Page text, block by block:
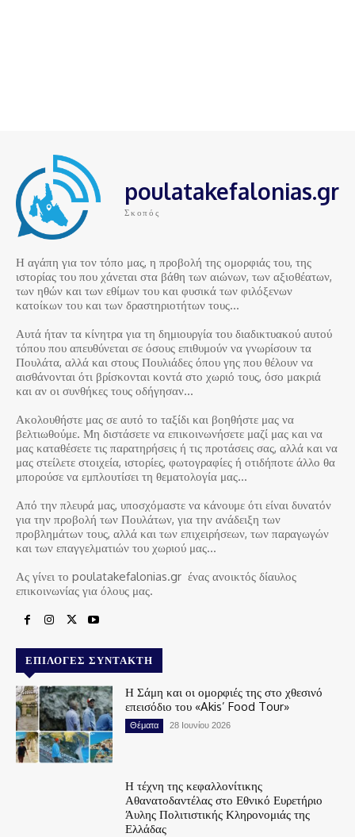
poulatakefalonias.gr
Σκοπός
Η αγάπη για τον τόπο μας, η προβολή της ομορφιάς του, της
ιστορίας του που χάνεται στα βάθη των αιώνων, των αξιοθέατων,
των ηθών και των εθίμων του και φυσικά των φιλόξενων
κατοίκων του και των δραστηριοτήτων τους…
Αυτά ήταν τα κίνητρα για τη δημιουργία του διαδικτυακού αυτού
τόπου που απευθύνεται σε όσους επιθυμούν να γνωρίσουν τα
Πουλάτα, αλλά και στους Πουλιάδες όπου γης που θέλουν να
αισθάνονται ότι βρίσκονται κοντά στο χωριό τους, όσο μακριά
και αν οι συνθήκες τους οδήγησαν…
Ακολουθήστε μας σε αυτό το ταξίδι και βοηθήστε μας να
βελτιωθούμε. Μη διστάσετε να επικοινωνήσετε μαζί μας και να
μας καταθέσετε τις παρατηρήσεις ή τις προτάσεις σας, αλλά και να
μας στείλετε στοιχεία, ιστορίες, φωτογραφίες ή οτιδήποτε άλλο θα
μπορούσε να εμπλουτίσει τη θεματολογία μας…
Από την πλευρά μας, υποσχόμαστε να κάνουμε ότι είναι δυνατόν
για την προβολή των Πουλάτων, για την ανάδειξη των
προβλημάτων τους, αλλά και των επιχειρήσεων, των παραγωγών
και των επαγγελματιών του χωριού μας…
Ας γίνει το poulatakefalonias.gr ένας ανοικτός δίαυλος
επικοινωνίας για όλους μας.
ΕΠΙΛΟΓΈΣ ΣΥΝΤΆΚΤΗ
Η Σάμη και οι ομορφιές της στο χθεσινό
επεισόδιο του «Akis’ Food Tour»
Θέματα 28 Ιουνίου 2026
Η τέχνη της κεφαλλονίτικης
Αθανατοδαντέλας στο Εθνικό Ευρετήριο
Άυλης Πολιτιστικής Κληρονομιάς της
Ελλάδας